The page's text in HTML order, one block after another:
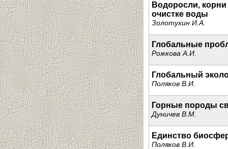
Водоросли,
очистке воды
Золотухин И.А.
Глобальные
Рожкова А.И.
Глобальный
Поляков В.И.
Горные породы
Дуничев В.М.
Единство
Поляков В.И.